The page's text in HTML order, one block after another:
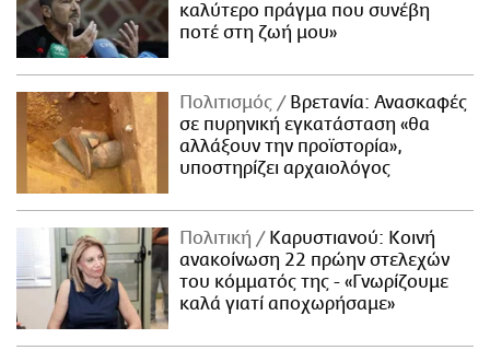
καλύτερο πράγμα που συνέβη
ποτέ στη ζωή μου»
Πολιτισμός
Βρετανία: Ανασκαφές
σε πυρηνική εγκατάσταση «θα
αλλάξουν την προϊστορία»,
υποστηρίζει αρχαιολόγος
Πολιτική
Καρυστιανού: Κοινή
ανακοίνωση 22 πρώην στελεχών
του κόμματός της - «Γνωρίζουμε
καλά γιατί αποχωρήσαμε»